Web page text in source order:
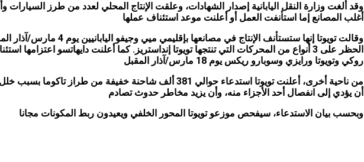
وقد ألغت وزارة النقل اليابانية إصدار الشهادات، وعلقت الإنتاج المحلي لعدد من طرز السيارات
أغلب المصانع إما استأنفت العمل أو أعلنت موعد استئناف عملها
وقالت تويوتا إنها ستستأنف الإنتاج في
روكي وتويوتا ورايزي وسوبارو ريكس يوم 18 مارس/آذار المقبل
من ناحية أخرى، أعلنت تويوتا استدعاء حوالي 381 ألف شاحنة خفيفة من
أن يؤدي إلى انفصال أحد الأجزاء منه، وأن يزيد مخاطر حدوث تصادم
وبحسب بيان الاستدعاء، سيفحص موزعو تويوتا المحور الخلفي ويعيدون ربط المكونات مجانا